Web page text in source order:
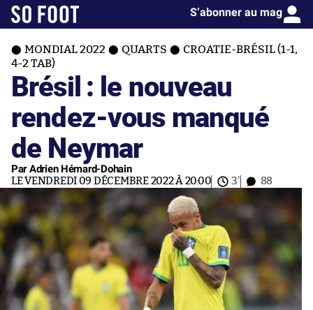
S’abonner au mag
MONDIAL 2022 QUARTS
CROATIE-BRÉSIL (1-1,
4-2 TAB)
Brésil : le nouveau
rendez-vous manqué
de Neymar
Par Adrien Hémard-Dohain
LE VENDREDI 09 DÉCEMBRE 2022 À 20:00 3' 88